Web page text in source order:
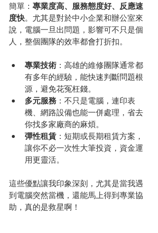
簡單： 專業度高、服務態度好、反應速
度快。尤其是對於中小企業和辦公室來
說，電腦一旦出問題，影響可不只是個
人，整個團隊的效率都會打折扣。
專業技術 ：高雄的維修團隊通常都
有多年的經驗，能快速判斷問題根
源，避免花冤枉錢。
多元服務 ：不只是電腦，連印表
機、網路設備也能一併處理，省去
你找多家廠商的麻煩。
彈性租賃 ：短期或長期租賃方案，
讓你不必一次性大筆投資，資金運
用更靈活。
這些優點讓我印象深刻，尤其是當我遇
到電腦突然當機，還能馬上得到專業協
助，真的是救星啊！